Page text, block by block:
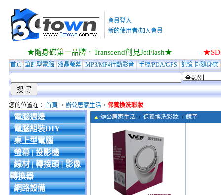
會員登入
新的使用者/加入會員
★隨身碟第一品牌．Transcend創見JetFlash★
首頁 筆記型電腦 液晶螢幕 MP3/MP4行動影音 手機/PDA/GPS 記憶卡/隨身碟
您的位置在： 首頁 > 辦公居家生活> 保養換洗彩妝
電腦週邊
電腦組裝DIY
桌上型電腦
螢幕 | 投影機
線材 | 轉接頭 | 影像
轉換器
網路設備
▲ 辦公居家生活 / 保養換洗彩妝 / 鏡子